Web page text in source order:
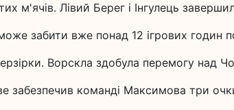
м'ячів. Лівий Берег і Інгулець
забити вже понад 12 ігрових годин
Ворскла здобула перемогу над
забезпечив команді Максимова три